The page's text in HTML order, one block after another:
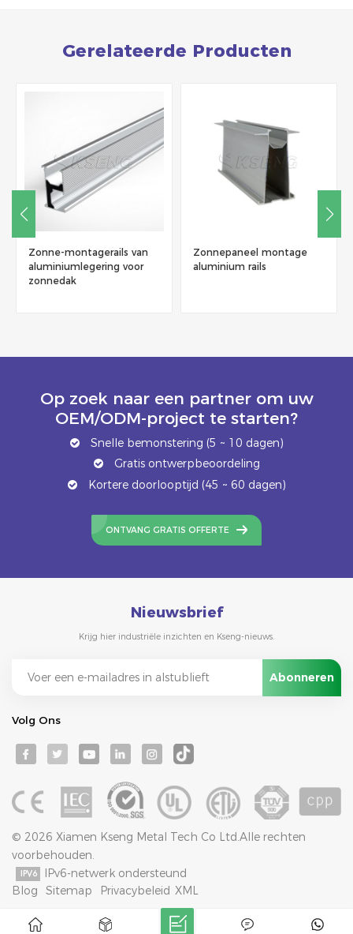
Gerelateerde Producten
montagerails van
voor
Zonnepaneel montage
aluminium rails
Op zoek naar een partner om uw
OEM/ODM-project te starten?
Snelle bemonstering (5 ~ 10 dagen)
Gratis ontwerpbeoordeling
Kortere doorlooptijd (45 ~ 60 dagen)
ONTVANG GRATIS OFFERTE
Nieuwsbrief
Krijg hier industriële inzichten en Kseng-nieuws.
Volg Ons
© 2026 Xiamen Kseng Metal Tech Co Ltd.Alle rechten
voorbehouden.
IPv6-netwerk ondersteund
Blog
Sitemap Privacybeleid XML